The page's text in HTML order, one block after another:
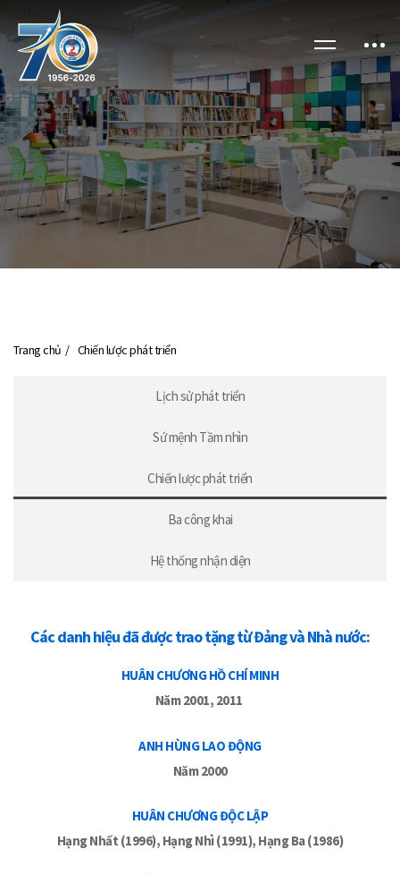
Trang chủ Chiến lược phát triển
Lịch sử phát triển
Sứ mệnh Tầm nhìn
Chiến lược phát triển
Ba công khai
Hệ thống nhận diện
Các danh hiệu đã được trao tặng từ Đảng và Nhà nước:
HUÂN CHƯƠNG HỒ CHÍ MINH
Năm 2001, 2011
ANH HÙNG LAO ĐỘNG
Năm 2000
HUÂN CHƯƠNG ĐỘC LẬP
Hạng Nhất (1996), Hạng Nhì (1991), Hạng Ba (1986)